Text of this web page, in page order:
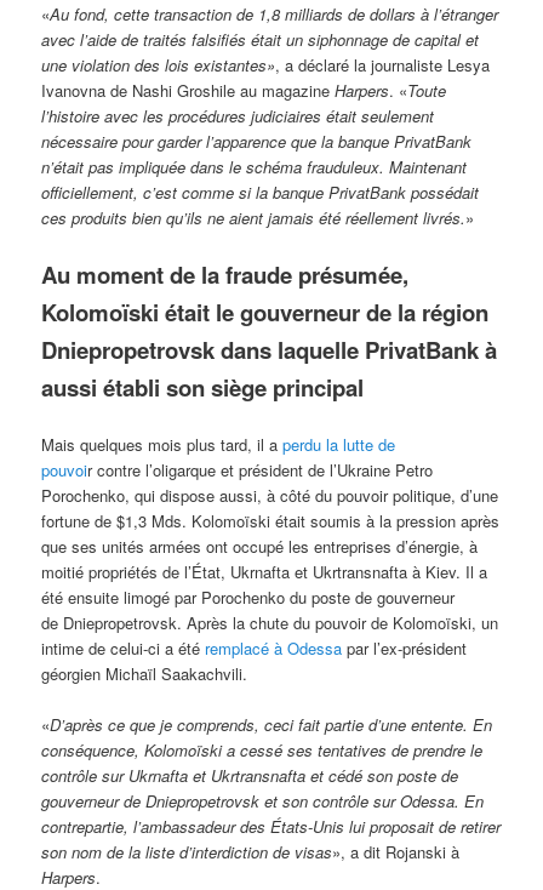
«Au fond, cette transaction de 1,8 milliards de dollars à l’étranger
avec l’aide de traités falsifiés était un siphonnage de capital et
une violation des lois existantes», a déclaré la journaliste Lesya
Ivanovna de Nashi Groshile au magazineHarpers. «Toute
l’histoire avec les procédures judiciaires était seulement
nécessaire pour garder l’apparence que la banque PrivatBank
n’était pas impliquée dans le schéma frauduleux. Maintenant
officiellement, c’est comme si la banque PrivatBank possédait
ces produits bien qu’ils ne aient jamais été réellement livrés.»
Au moment de la fraude présumée,
Kolomoïski était le gouverneur de la région
Dniepropetrovsk dans laquelle PrivatBank à
aussi établi son siège principal
Mais quelques mois plus tard, il aperdu la lutte de
pouvoir contre l’oligarque et président de l’Ukraine Petro
Porochenko, qui dispose aussi, à côté du pouvoir politique, d’une
fortune de $1,3 Mds. Kolomoïski était soumis à la pression après
que ses unités armées ont occupé les entreprises d’énergie, à
moitié propriétés de l’État, Ukrnafta et Ukrtransnafta à Kiev. Il a
été ensuite limogé par Porochenko du poste de gouverneur
de Dniepropetrovsk. Après la chute du pouvoir de Kolomoïski, un
intime de celui-ci a été remplacé à Odessa par l’ex-président
géorgien Michaïl Saakachvili.
«D’après ce que je comprends, ceci fait partie d’une entente. En
conséquence, Kolomoïski a cessé ses tentatives de prendre le
contrôle sur Ukrnafta et Ukrtransnafta et cédé son poste de
gouverneur de Dniepropetrovsk et son contrôle sur Odessa. En
contrepartie, l’ambassadeur des États-Unis lui proposait de retirer
son nom de la liste d’interdiction de visas», a dit Rojanski à
Harpers.